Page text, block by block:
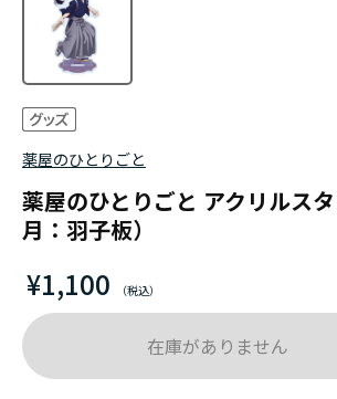
薬屋のひとりごと
薬屋のひとりごと アクリルス
月：羽子板）
¥1,100
在庫がありません